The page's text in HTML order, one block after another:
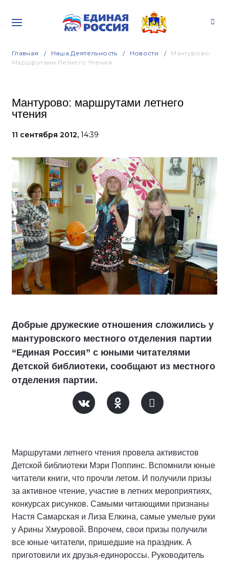
Главная Наша Деятельность Новости
Мантурово:
Маршрутами Летнего Чтения
Мантурово: маршрутами летнего
чтения
11 сентября 2012, 14:39
Добрые дружеские отношения сложились у
мантуровского местного отделения партии
“Единая Россия” с юными читателями
Детской библиотеки, сообщают из местного
отделения партии.
Маршрутами летнего чтения провела активистов
Детской библиотеки Мэри Поппинс. Вспомнили юные
читатели книги, что прочли летом. И получили призы
за активное чтение, участие в летних мероприятиях,
конкурсах рисунков. Самыми читающими признаны
Настя Самарская и Лиза Елкина, самые умелые руки
у Арины Хмуровой. Впрочем, свои призы получили
все юные читатели, пришедшие на праздник. А
приготовили их друзья-единороссы. Руководитель